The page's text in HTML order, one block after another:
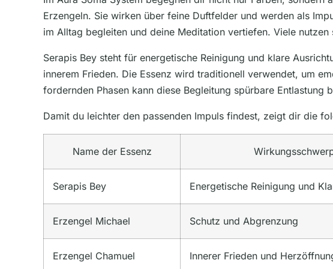
Erzengeln. Sie wirken über feine Duftfelder und werden als
im Alltag begleiten und deine Meditation vertiefen. Viele
Serapis Bey steht für energetische Reinigung und klare
innerem Frieden. Die Essenz wird traditionell verwendet, um
fordernden Phasen kann diese Begleitung spürbare Entlastung
Damit du leichter den passenden Impuls findest, zeigt dir die
Name der Essenz
Serapis Bey Energetische Reinigung und
Erzengel Michael Schutz und Abgrenzung
Erzengel Chamuel Innerer Frieden und